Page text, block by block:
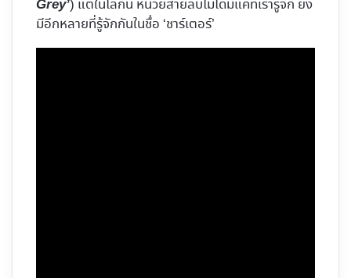
Grey’) แต่ในโลกนี้ หน่วยสายลับไม่ได้มีแค่ที่เรารู้จัก ยัง
มีอีกหลายที่รู้จักกันในชื่อ ‘ชาร์เตอร์’